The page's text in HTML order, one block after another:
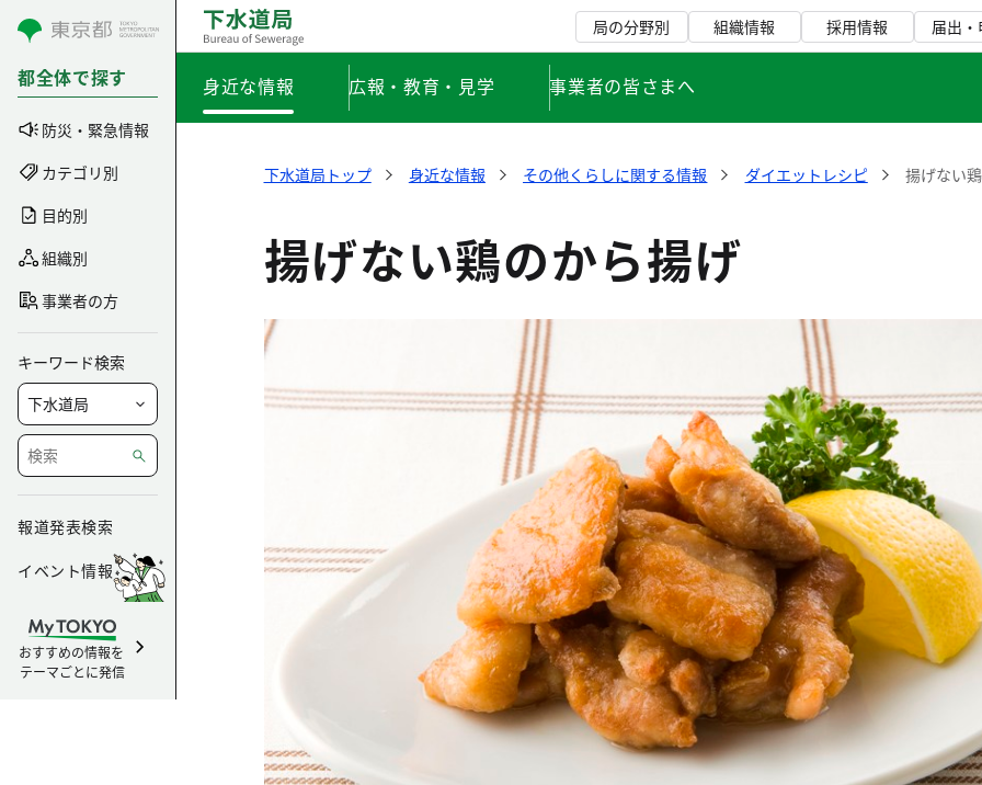
コンテンツにスキップ
都全体で探す
防災・緊急情報
カテゴリ別
目的別
組織別
事業者の方
キーワード検索
報道発表検索
イベント情報
おすすめの情報を
テーマごとに発信
局の分野別 組織情報 採用情報 届出
身近な情報 広報・教育・見学 事業者の皆さまへ
下水道局トップ 身近な情報 その他くらしに関する情報 ダイエットレシピ 揚げない
揚げない鶏のから揚げ